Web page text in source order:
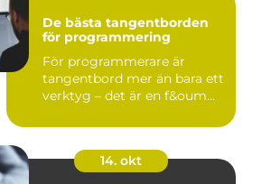
De bästa tangentborden
för programmering
För programmerare är
tangentbord mer än bara ett
verktyg – det är en f&oum...
14. okt